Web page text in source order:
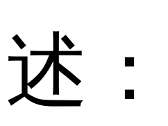
述：